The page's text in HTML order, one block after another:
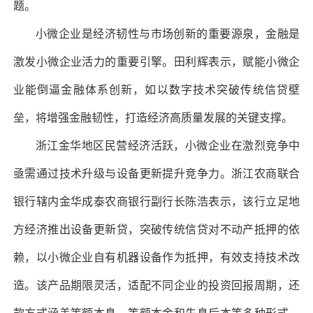
题。
小微企业是经济韧性与市场创新的重要源泉，金融是
激发小微企业活力的重要引擎。田利辉表示，赋能小微企
业能倒逼金融体系创新，如以数字技术突破传统信贷壁
垒，将增强金融韧性，打造经济高质量发展的关键支撑。
浙江金华地区民营经济活跃，小微企业在激烈竞争中
亟需通过技术升级与设备更新提升竞争力。浙江农商联合
银行辖内金华成泰农商银行副行长陈浩表示，该行立足地
方经济推出设备更新贷，突破传统信贷对不动产抵押的依
赖，以小微企业自有机器设备作为抵押，有效支持技术改
造。该产品期限灵活，适配不同企业的投资回报周期，还